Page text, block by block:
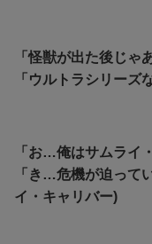
「怪獣が出た後じゃ
「ウルトラシリーズ
「お…俺はサムライ
「き…危機が迫って
イ・キャリバー)